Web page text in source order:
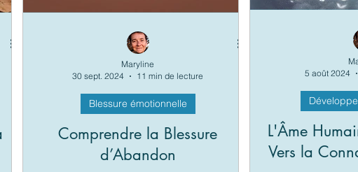
Comprendre la Blessure
d’Abandon
Blessure émotionnelle
Maryline
30 sept. 2024
11 min de lecture
L'Âme
Vers la
5 août 2024